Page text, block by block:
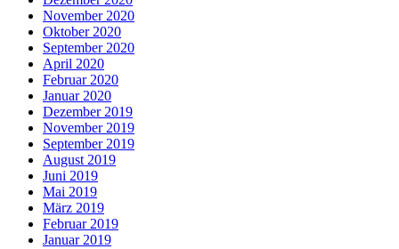
November 2020
Oktober 2020
September 2020
April 2020
Februar 2020
Januar 2020
Dezember 2019
November 2019
September 2019
August 2019
Juni 2019
Mai 2019
März 2019
Februar 2019
Januar 2019